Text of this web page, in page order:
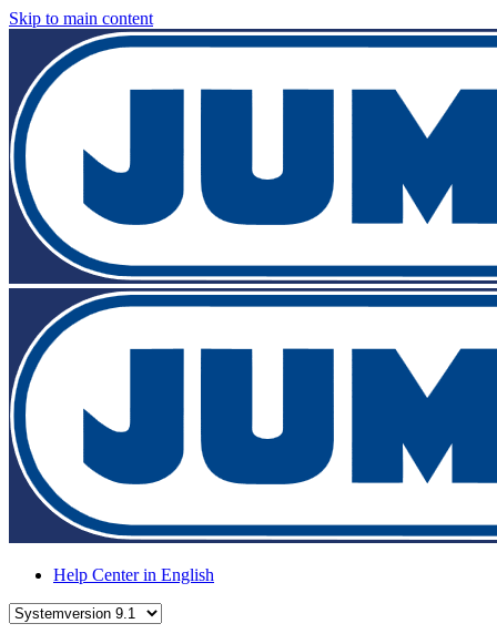
Skip to main content
Help Center in English